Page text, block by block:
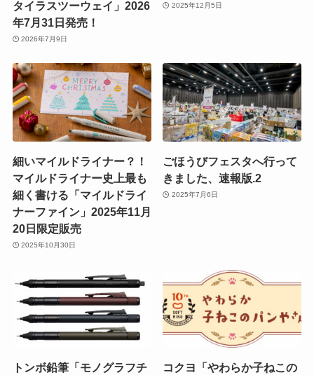
タイラスツーウェイ」2026
年7月31日発売！
2026年7月9日
2025年12月5日
細いマイルドライナー？！
マイルドライナー史上最も
細く書ける「マイルドライ
ナーファイン」2025年11月
20日限定販売
2025年10月30日
ごほうびフェスタへ行って
きました、速報版.2
2025年7月6日
トンボ鉛筆「モノグラフチ
コクヨ「やわらか子ねこの